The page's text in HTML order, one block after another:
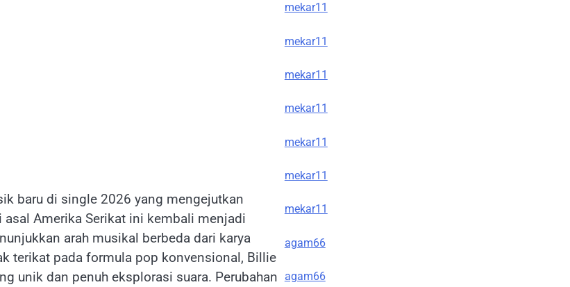
baru di single 2026 yang mengejutkan
Amerika Serikat ini kembali menjadi
arah musikal berbeda dari karya
terikat pada formula pop konvensional, Billie
unik dan penuh eksplorasi suara. Perubahan
mekar11
mekar11
mekar11
mekar11
mekar11
mekar11
mekar11
agam66
agam66